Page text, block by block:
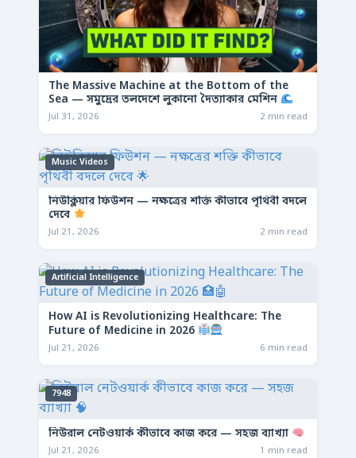
The Massive Machine at the Bottom of the
Sea — সমুদ্রের তলদেশে লুকানো দৈত্যাকার মেশিন
Jul 31, 2026 2 min read
Music Videos
নিউক্লিয়ার ফিউশন — নক্ষত্রের শক্তি কীভাবে পৃথিবী বদলে
দেবে
Jul 21, 2026 2 min read
Artificial Intelligence
How AI is Revolutionizing Healthcare: The
Future of Medicine in 2026
Jul 21, 2026 6 min read
7948
নিউরাল নেটওয়ার্ক কীভাবে কাজ করে — সহজ ব্যাখ্যা
Jul 21, 2026 1 min read